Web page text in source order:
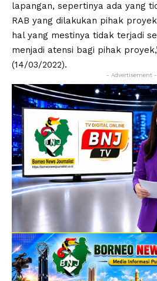
lapangan, sepertinya ada yang
RAB yang dilakukan pihak
hal yang mestinya tidak terjadi
menjadi atensi bagi pihak
(14/03/2022).
- Advertisement -